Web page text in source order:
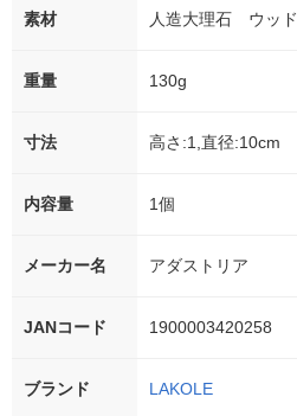
素材 人造大理石 ウッド
重量 130g
寸法 高さ:1,直径:10cm
内容量 1個
メーカー名 アダストリア
JANコード 1900003420258
ブランド LAKOLE